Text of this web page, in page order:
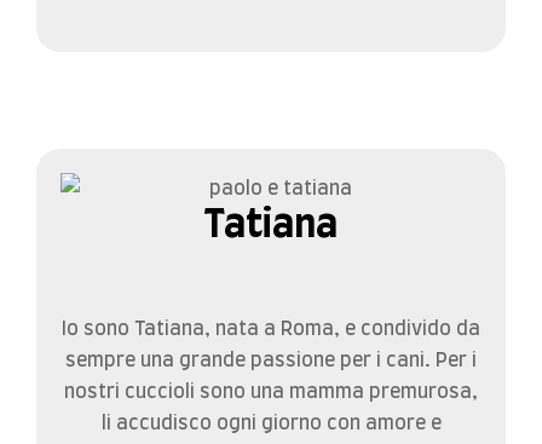
Tatiana
Io sono Tatiana, nata a Roma, e condivido da
sempre una grande passione per i cani. Per i
nostri cuccioli sono una mamma premurosa,
li accudisco ogni giorno con amore e